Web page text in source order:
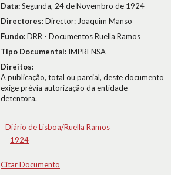
Data:Segunda, 24 de Novembro de 1924
Directores:Director: Joaquim Manso
Fundo:DRR - Documentos Ruella Ramos
Tipo Documental: IMPRENSA
Direitos:
A publicação, total ou parcial, deste documento
exige prévia autorização da entidade
detentora.
Diário de Lisboa/Ruella Ramos
1924
Citar Documento